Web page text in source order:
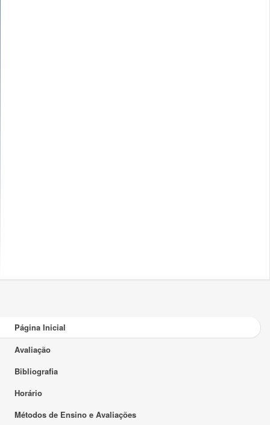
Página Inicial
Avaliação
Bibliografia
Horário
Métodos de Ensino e Avaliações